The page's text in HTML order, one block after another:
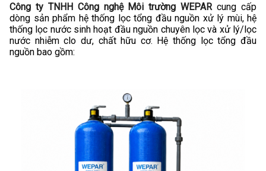
Công ty TNHH Công nghệ Môi trường WEPAR cung cấp
dòng sản phẩm hệ thống lọc tổng đầu nguồn xử lý mùi, hệ
thống lọc nước sinh hoạt đầu nguồn chuyên lọc và xử lý/lọc
nước nhiễm clo dư, chất hữu cơ. Hệ thống lọc tổng đầu
nguồn bao gồm: